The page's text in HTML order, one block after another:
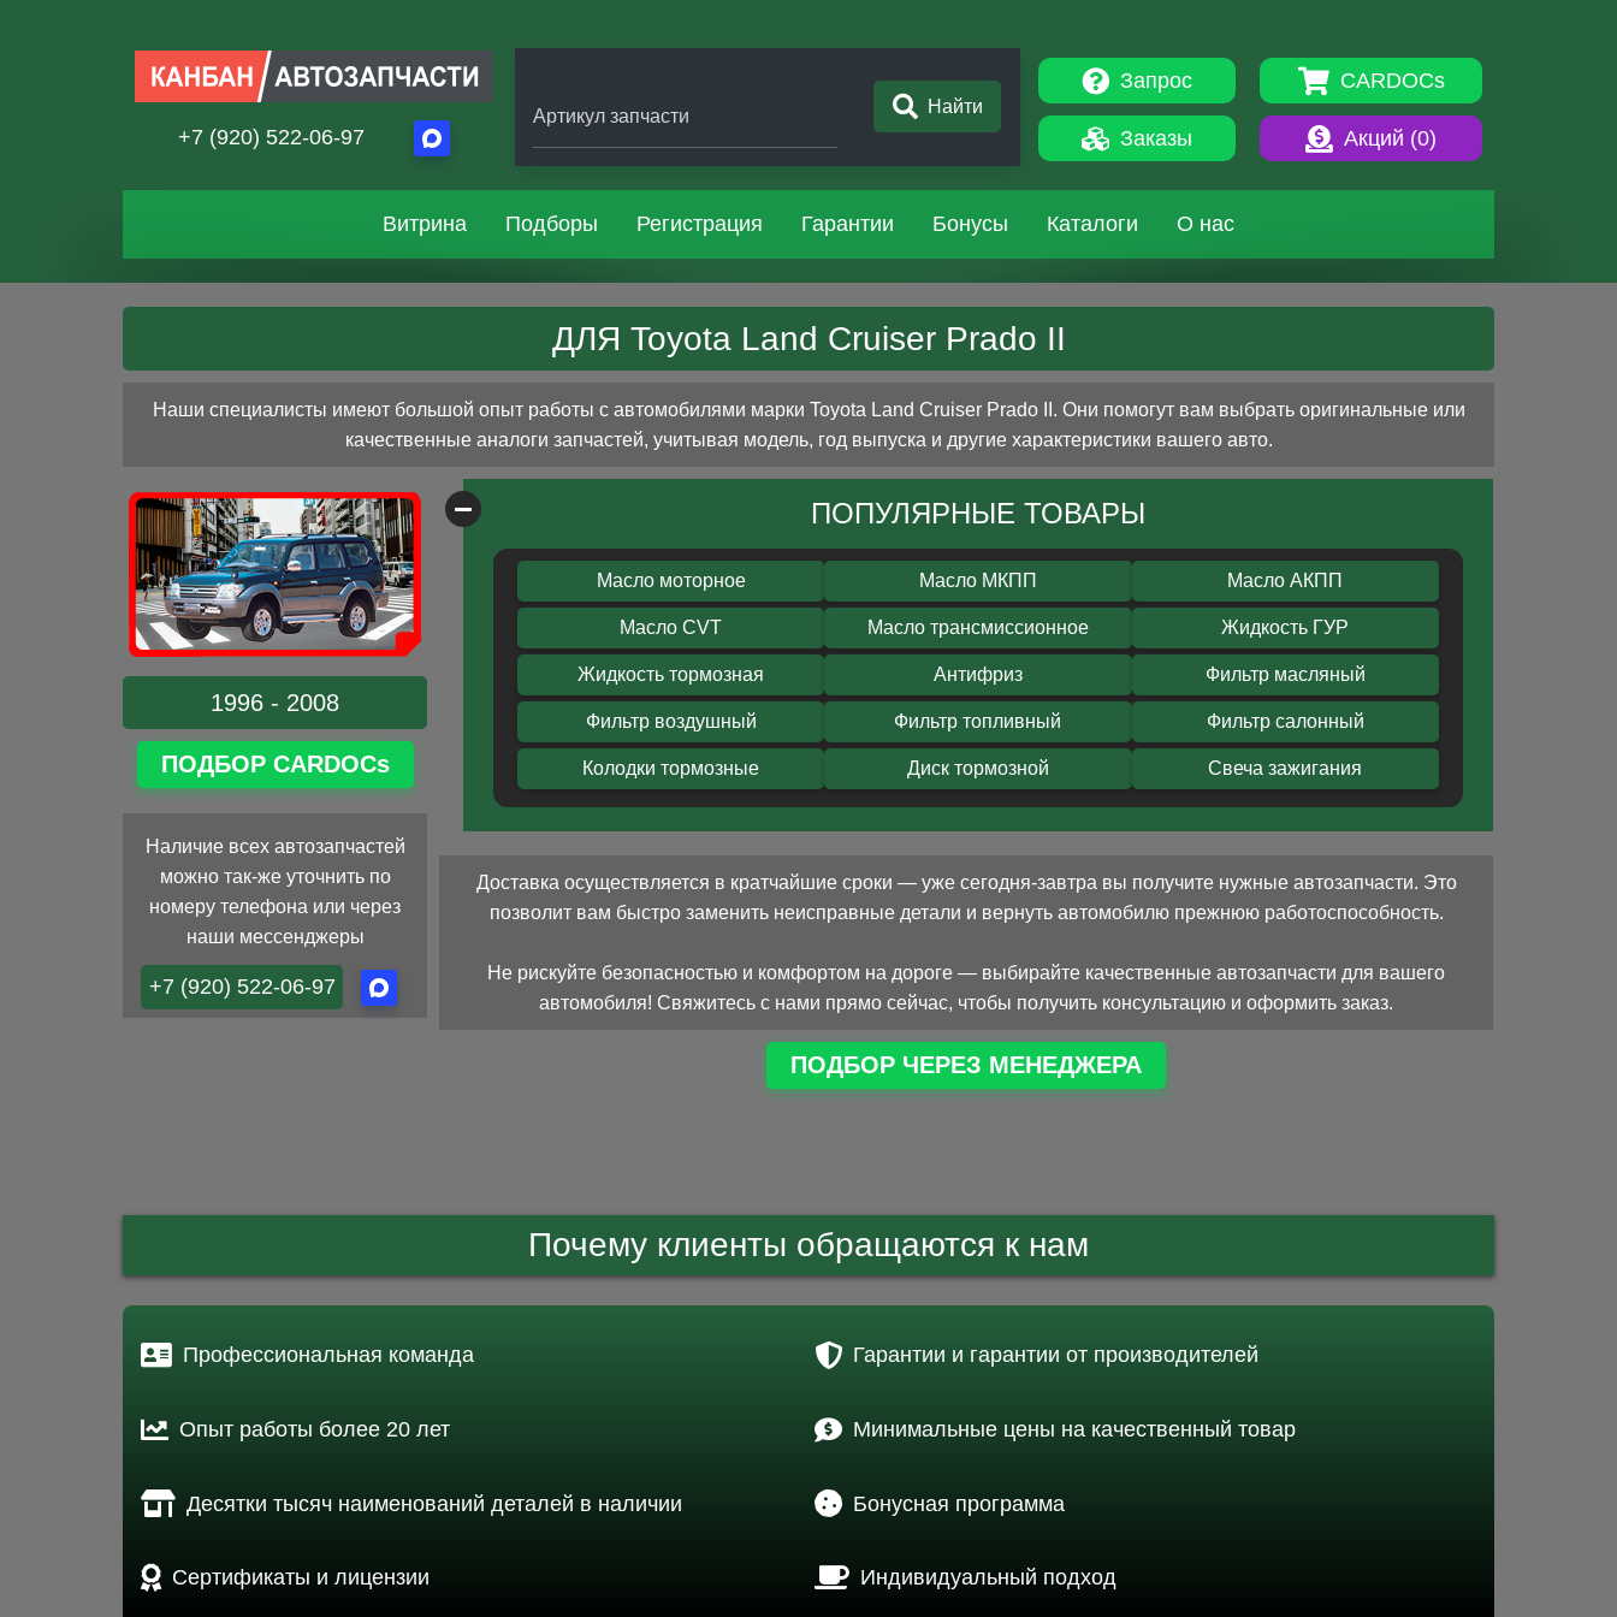
+7 (920) 522-06-97
Артикул запчасти Найти
Запрос
Заказы
CARDOCs
Акций (0)
Витрина Подборы Регистрация Гарантии Бонусы Каталоги О нас
ДЛЯ Toyota Land Cruiser Prado II
Наши специалисты имеют большой опыт работы с автомобилями марки Toyota Land Cruiser Prado II. Они помогут вам выбрать оригинальные или
качественные аналоги запчастей, учитывая модель, год выпуска и другие характеристики вашего авто.
1996 - 2008
ПОДБОР CARDOCs
Наличие всех автозапчастей
можно так-же уточнить по
номеру телефона или через
наши мессенджеры
+7 (920) 522-06-97
ПОПУЛЯРНЫЕ ТОВАРЫ
Масло моторное Масло МКПП Масло АКПП
Масло CVT Масло трансмиссионное Жидкость ГУР
Жидкость тормозная Антифриз Фильтр масляный
Фильтр воздушный Фильтр топливный Фильтр салонный
Колодки тормозные Диск тормозной Свеча зажигания
Доставка осуществляется в кратчайшие сроки — уже сегодня-завтра вы получите нужные автозапчасти. Это
позволит вам быстро заменить неисправные детали и вернуть автомобилю прежнюю работоспособность.
Не рискуйте безопасностью и комфортом на дороге — выбирайте качественные автозапчасти для вашего
автомобиля! Свяжитесь с нами прямо сейчас, чтобы получить консультацию и оформить заказ.
ПОДБОР ЧЕРЕЗ МЕНЕДЖЕРА
Почему клиенты обращаются к нам
Профессиональная команда
Опыт работы более 20 лет
Десятки тысяч наименований деталей в наличии
Сертификаты и лицензии
Гарантии и гарантии от производителей
Минимальные цены на качественный товар
Бонусная программа
Индивидуальный подход